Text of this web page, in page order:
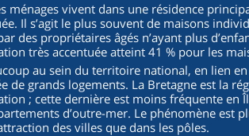
ménages vivent dans une résidence
Il s’agit le plus souvent de maisons
des propriétaires âgés n’ayant plus
très accentuée atteint 41 % pour les
au sein du territoire national, en lien
de grands logements. La Bretagne est la
; cette dernière est moins fréquente en
d’outre-mer. Le phénomène est
des villes que dans les pôles.